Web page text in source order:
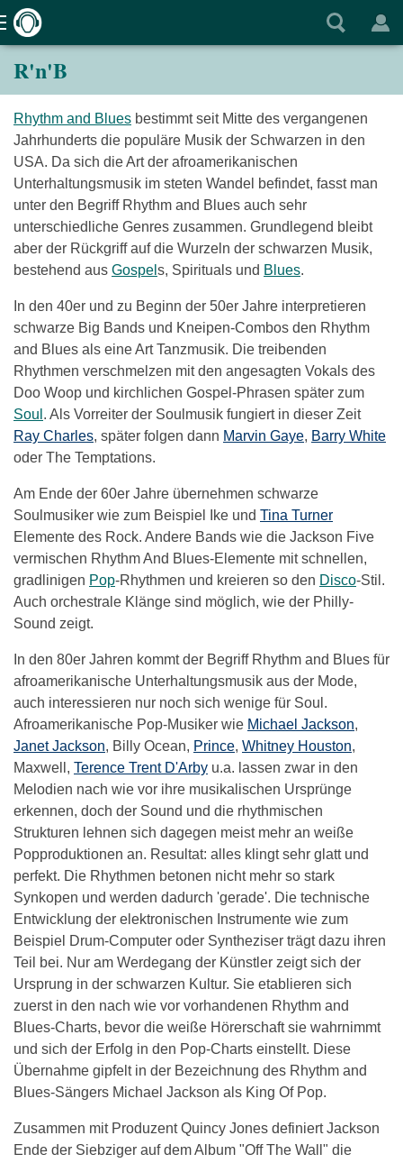
R'n'B
Rhythm and Blues bestimmt seit Mitte des vergangenen
Jahrhunderts die populäre Musik der Schwarzen in den
USA. Da sich die Art der afroamerikanischen
Unterhaltungsmusik im steten Wandel befindet, fasst man
unter den Begriff Rhythm and Blues auch sehr
unterschiedliche Genres zusammen. Grundlegend bleibt
aber der Rückgriff auf die Wurzeln der schwarzen Musik,
bestehend aus Gospel s, Spirituals und Blues.
In den 40er und zu Beginn der 50er Jahre interpretieren
schwarze Big Bands und Kneipen-Combos den Rhythm
and Blues als eine Art Tanzmusik. Die treibenden
Rhythmen verschmelzen mit den angesagten Vokals des
Doo Woop und kirchlichen Gospel-Phrasen später zum
Soul . Als Vorreiter der Soulmusik fungiert in dieser Zeit
Ray Charles, später folgen dann Marvin Gaye, Barry White
oder The Temptations.
Am Ende der 60er Jahre übernehmen schwarze
Soulmusiker wie zum Beispiel Ike und Tina Turner
Elemente des Rock. Andere Bands wie die Jackson Five
vermischen Rhythm And Blues-Elemente mit schnellen,
gradlinigen Pop-Rhythmen und kreieren so den Disco-Stil.
Auch orchestrale Klänge sind möglich, wie der Philly-
Sound zeigt.
In den 80er Jahren kommt der Begriff Rhythm and Blues für
afroamerikanische Unterhaltungsmusik aus der Mode,
auch interessieren nur noch sich wenige für Soul.
Afroamerikanische Pop-Musiker wie Michael Jackson,
Janet Jackson, Billy Ocean, Prince, Whitney Houston,
Maxwell, Terence Trent D'Arby u.a. lassen zwar in den
Melodien nach wie vor ihre musikalischen Ursprünge
erkennen, doch der Sound und die rhythmischen
Strukturen lehnen sich dagegen meist mehr an weiße
Popproduktionen an. Resultat: alles klingt sehr glatt und
perfekt. Die Rhythmen betonen nicht mehr so stark
Synkopen und werden dadurch 'gerade'. Die technische
Entwicklung der elektronischen Instrumente wie zum
Beispiel Drum-Computer oder Syntheziser trägt dazu ihren
Teil bei. Nur am Werdegang der Künstler zeigt sich der
Ursprung in der schwarzen Kultur. Sie etablieren sich
zuerst in den nach wie vor vorhandenen Rhythm and
Blues-Charts, bevor die weiße Hörerschaft sie wahrnimmt
und sich der Erfolg in den Pop-Charts einstellt. Diese
Übernahme gipfelt in der Bezeichnung des Rhythm and
Blues-Sängers Michael Jackson als King Of Pop.
Zusammen mit Produzent Quincy Jones definiert Jackson
Ende der Siebziger auf dem Album "Off The Wall" die